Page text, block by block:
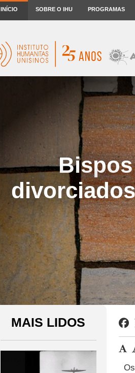
INÍCIO SOBRE O IHU PROGRAMAS
MAIS LIDOS